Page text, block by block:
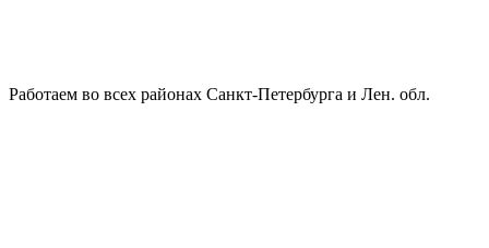
Работаем во всех районах Санкт-Петербурга и Лен. обл.